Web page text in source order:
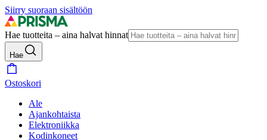
Siirry suoraan sisältöön
Hae tuotteita – aina halvat hinnat
Hae
Ostoskori
Ale
Ajankohtaista
Elektroniikka
Kodinkoneet